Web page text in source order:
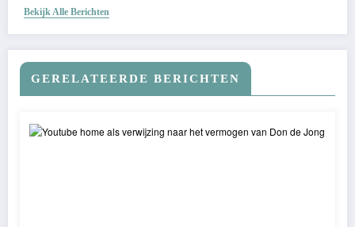
Bekijk Alle Berichten
GERELATEERDE BERICHTEN